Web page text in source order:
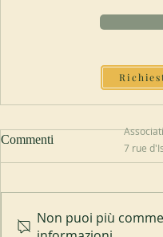
Commenti
Non puoi più
7 rue